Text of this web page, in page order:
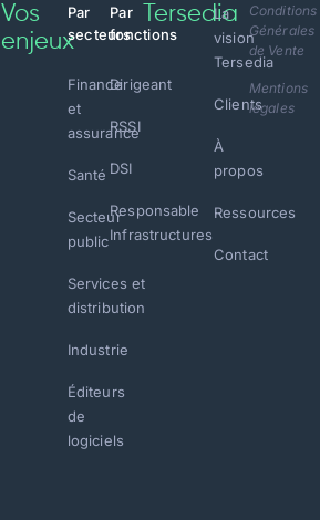
Vos
enjeux
Par
secteurs
Finance
et
assurance
Santé
Secteur
public
Services et
distribution
Industrie
Éditeurs
de
logiciels
Par
fonctions
Dirigeant
RSSI
DSI
Responsable
Infrastructures
Tersedia
La
vision
Tersedia
Clients
À
propos
Ressources
Contact
Conditions
Générales
de Vente
Mentions
légales